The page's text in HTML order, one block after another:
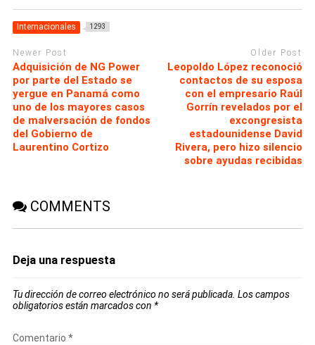
Internacionales 1293
Newer Post
Adquisición de NG Power
por parte del Estado se
yergue en Panamá como
uno de los mayores casos
de malversación de fondos
del Gobierno de
Laurentino Cortizo
Older Post
Leopoldo López reconoció
contactos de su esposa
con el empresario Raúl
Gorrín revelados por el
excongresista
estadounidense David
Rivera, pero hizo silencio
sobre ayudas recibidas
COMMENTS
Deja una respuesta
Tu dirección de correo electrónico no será publicada. Los campos
obligatorios están marcados con *
Comentario *